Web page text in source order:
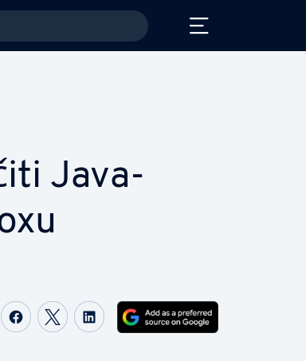
Ja­va­
Share on Facebook
Share on Twitter
Share on LinkedIn